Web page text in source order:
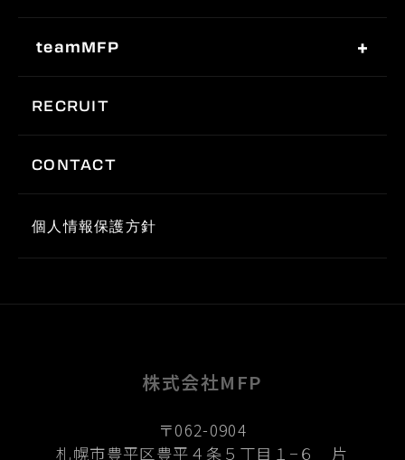
teamMFP
RECRUIT
CONTACT
個人情報保護方針
株式会社MFP
〒062-0904
札幌市豊平区豊平４条５丁目１−６ 片